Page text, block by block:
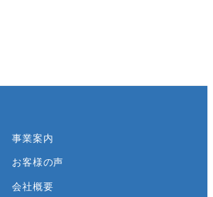
事業案内
お客様の声
会社概要